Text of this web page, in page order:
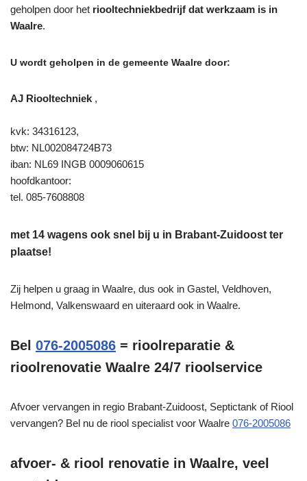
geholpen door het riooltechniekbedrijf dat werkzaam is in
Waalre.
U wordt geholpen in de gemeente Waalre door:
AJ Riooltechniek ,
kvk: 34316123,
btw: NL002084724B73
iban: NL69 INGB 0009060615
hoofdkantoor:
tel. 085-7608808
met 14 wagens ook snel bij u in Brabant-Zuidoost ter
plaatse!
Zij helpen u graag in Waalre, dus ook in Gastel, Veldhoven,
Helmond, Valkenswaard en uiteraard ook in Waalre.
Bel 076-2005086 = rioolreparatie &
rioolrenovatie Waalre 24/7 rioolservice
Afvoer vervangen in regio Brabant-Zuidoost, Septictank of Riool
vervangen? Bel nu de riool specialist voor Waalre 076-2005086
afvoer- & riool renovatie in Waalre, veel